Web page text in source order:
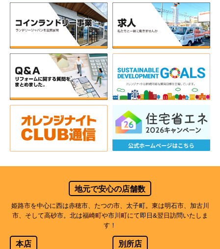
地元で安心の店舗数
姫路市を中心に西は赤穂市、たつの市、太子町。東は明石市、加古川
市、そして高砂市。北は福崎町や市川町にて即日&翌日訪問いたしま
す！
本店 別所店